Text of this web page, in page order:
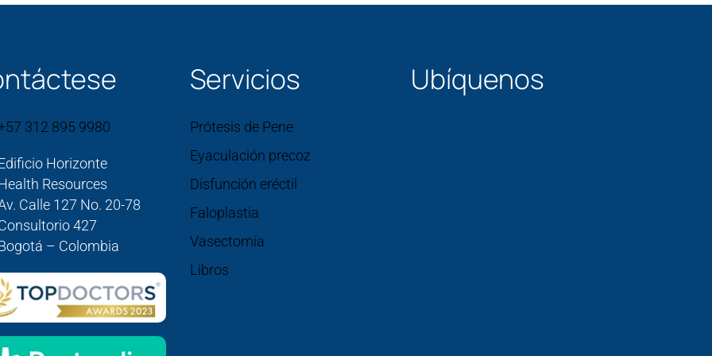
312 895 9980
Horizonte
Resources
Calle 127 No. 20-78
427
– Colombia
Servicios
Prótesis de Pene
Eyaculación precoz
Disfunción eréctil
Faloplastia
Vasectomía
Libros
Ubíquenos